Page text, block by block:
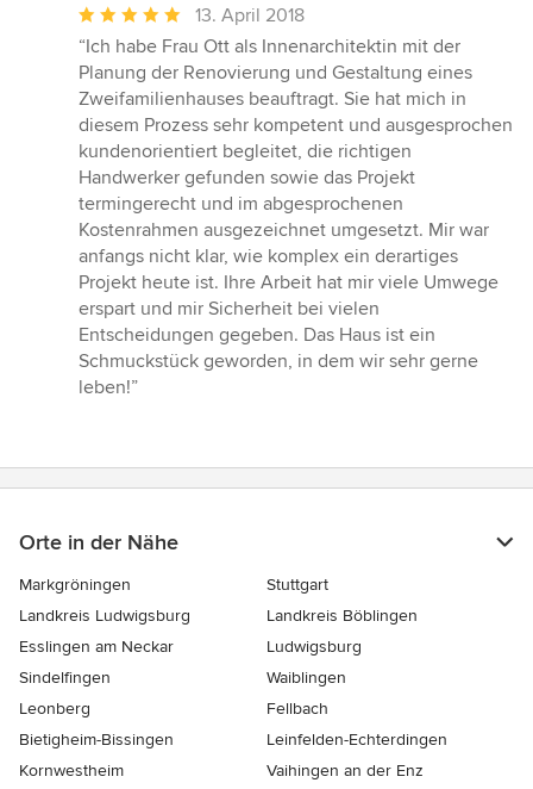
Durchschnittliche
Bewertung:
5
von
5
Sternen
13. April 2018
“Ich habe Frau Ott als Innenarchitektin mit der
Planung der Renovierung und Gestaltung eines
Zweifamilienhauses beauftragt. Sie hat mich in
diesem Prozess sehr kompetent und ausgesprochen
kundenorientiert begleitet, die richtigen
Handwerker gefunden sowie das Projekt
termingerecht und im abgesprochenen
Kostenrahmen ausgezeichnet umgesetzt. Mir war
anfangs nicht klar, wie komplex ein derartiges
Projekt heute ist. Ihre Arbeit hat mir viele Umwege
erspart und mir Sicherheit bei vielen
Entscheidungen gegeben. Das Haus ist ein
Schmuckstück geworden, in dem wir sehr gerne
leben!”
Orte in der Nähe
Markgröningen
Stuttgart
Landkreis Ludwigsburg
Landkreis Böblingen
Esslingen am Neckar
Ludwigsburg
Sindelfingen
Waiblingen
Leonberg
Fellbach
Bietigheim-Bissingen
Leinfelden-Echterdingen
Kornwestheim
Vaihingen an der Enz